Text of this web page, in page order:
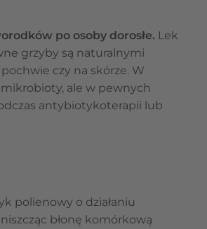
po osoby dorosłe. Lek
grzyby są naturalnymi
czy na skórze. W
ale w pewnych
antybiotykoterapii lub
polienowy o działaniu
błonę komórkową